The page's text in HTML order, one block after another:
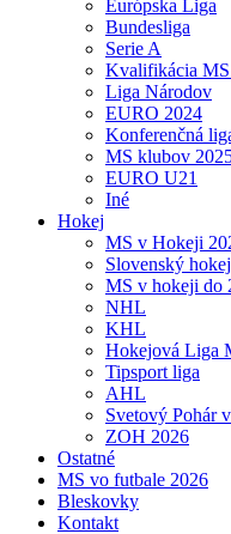
Európska Liga
Bundesliga
Serie A
Kvalifikácia
Liga Národov
EURO 2024
Konferenčná
MS klubov
EURO U21
Iné
Hokej
MS v Hokeji
Slovenský hokej
MS v hokeji do
NHL
KHL
Hokejová Liga
Tipsport liga
AHL
Svetový Pohár
ZOH 2026
Ostatné
MS vo futbale 2026
Bleskovky
Kontakt